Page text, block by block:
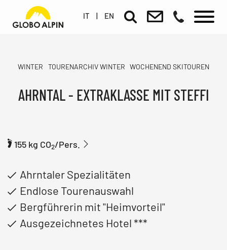
IT | EN
WINTER TOURENARCHIV WINTER WOCHENEND SKITOUREN
AHRNTAL - EXTRAKLASSE MIT STEFFI
155 kg CO2/Pers.
Ahrntaler Spezialitäten
Endlose Tourenauswahl
Bergführerin mit "Heimvorteil"
Ausgezeichnetes Hotel ***